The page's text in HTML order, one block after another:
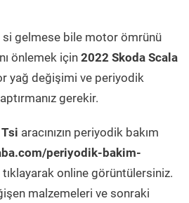
si gelmese bile motor ömrünü
önlemek için 2022 Skoda Scala
yağ değişimi ve periyodik
gerekir.
aracınızın periyodik bakım
periyodik-bakim-
online görüntülersiniz.
malzemeleri ve sonraki